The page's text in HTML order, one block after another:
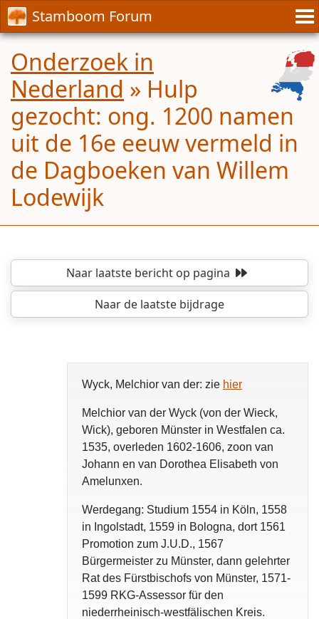
Stamboom Forum
Onderzoek in
Nederland » Hulp
gezocht: ong. 1200 namen
uit de 16e eeuw vermeld in
de Dagboeken van Willem
Lodewijk
Naar laatste berichtop pagina
Naar de laatste bijdrage
Wyck, Melchior van der: zie hier
Melchior van der Wyck (von der Wieck,
Wick), geboren Münster in Westfalen ca.
1535, overleden 1602-1606, zoon van
Johann en van Dorothea Elisabeth von
Amelunxen.
Werdegang: Studium 1554 in Köln, 1558
in Ingolstadt, 1559 in Bologna, dort 1561
Promotion zum J.U.D., 1567
Bürgermeister zu Münster, dann gelehrter
Rat des Fürstbischofs von Münster, 1571-
1599 RKG-Assessor für den
niederrheinisch-westfälischen Kreis.